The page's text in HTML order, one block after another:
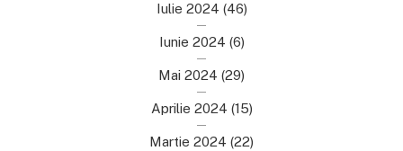
Iulie 2024 (46)
Iunie 2024 (6)
Mai 2024 (29)
Aprilie 2024 (15)
Martie 2024 (22)